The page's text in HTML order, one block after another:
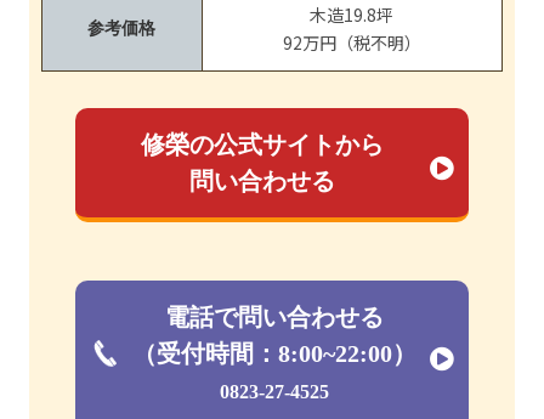
参考価格
木造19.8坪
92万円（税不明）
修榮の公式サイトから
問い合わせる
電話で問い合わせる
（受付時間：8:00~22:00）
0823-27-4525